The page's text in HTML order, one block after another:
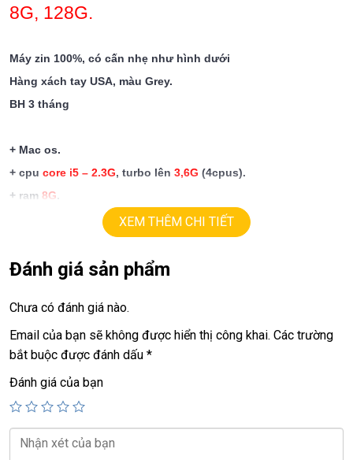
8G, 128G.
Máy zin 100%, có cấn nhẹ như hình dưới
Hàng xách tay USA, màu Grey.
BH 3 tháng
+ Mac os.
+ cpu core i5 – 2.3G, turbo lên 3,6G (4cpus).
+ ram 8G
retina (2560 x 1600),siêu đẹp, sắc nét.
+ pin good
+ Two Thunderbolt 3ports
Giá: 13,9tr
=====================================================
XEM THÊM CHI TIẾT
Đánh giá sản phẩm
Chưa có đánh giá nào.
Email của bạn sẽ không được hiển thị công khai. Các trường
bắt buộc được đánh dấu *
Đánh giá của bạn